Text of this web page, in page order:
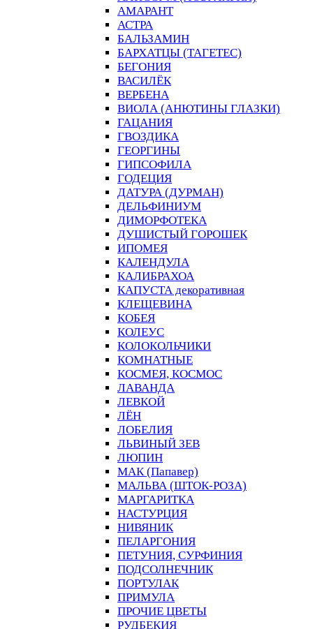
АМАРАНТ
АСТРА
БАЛЬЗАМИН
БАРХАТЦЫ (ТАГЕТЕС)
БЕГОНИЯ
ВАСИЛЁК
ВЕРБЕНА
ВИОЛА (АНЮТИНЫ ГЛАЗКИ)
ГАЦАНИЯ
ГВОЗДИКА
ГЕОРГИНЫ
ГИПСОФИЛА
ГОДЕЦИЯ
ДАТУРА (ДУРМАН)
ДЕЛЬФИНИУМ
ДИМОРФОТЕКА
ДУШИСТЫЙ ГОРОШЕК
ИПОМЕЯ
КАЛЕНДУЛА
КАЛИБРАХОА
КАПУСТА декоративная
КЛЕЩЕВИНА
КОБЕЯ
КОЛЕУС
КОЛОКОЛЬЧИКИ
КОМНАТНЫЕ
КОСМЕЯ, КОСМОС
ЛАВАНДА
ЛЕВКОЙ
ЛЁН
ЛОБЕЛИЯ
ЛЬВИНЫЙ ЗЕВ
ЛЮПИН
МАК (Папавер)
МАЛЬВА (ШТОК-РОЗА)
МАРГАРИТКА
НАСТУРЦИЯ
НИВЯНИК
ПЕЛАРГОНИЯ
ПЕТУНИЯ, СУРФИНИЯ
ПОДСОЛНЕЧНИК
ПОРТУЛАК
ПРИМУЛА
ПРОЧИЕ ЦВЕТЫ
РУДБЕКИЯ